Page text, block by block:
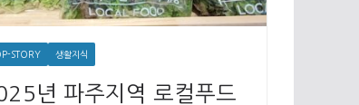
STORY 생활지식
년 파주지역 로컬푸드